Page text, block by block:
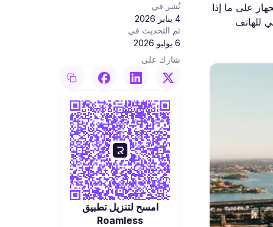
على ما إذا
للهاتف
نُشر في
4 يناير 2026
تم التحديث في
6 يوليو 2026
شارك على
امسح لتنزيل تطبيق
Roamless